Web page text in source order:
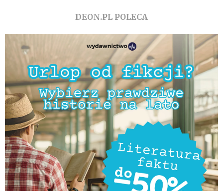
DEON.PL POLECA